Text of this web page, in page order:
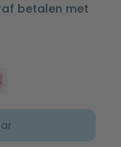
betalen met